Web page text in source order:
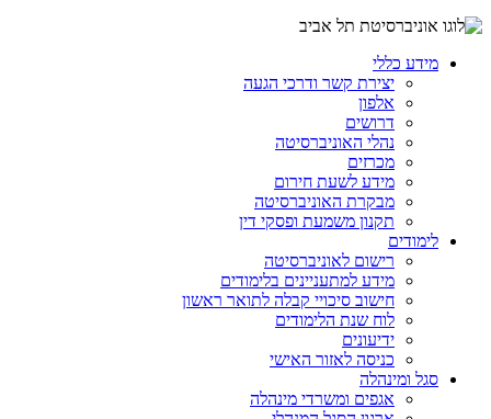
מידע כללי
יצירת קשר ודרכי הגעה
אלפון
דרושים
נהלי האוניברסיטה
מכרזים
מידע לשעת חירום
מבקרת האוניברסיטה
תקנון משמעת ופסקי דין
לימודים
רישום לאוניברסיטה
מידע למתעניינים בלימודים
חישוב סיכויי קבלה לתואר ראשון
לוח שנת הלימודים
ידיעונים
כניסה לאזור האישי
סגל ומינהלה
אגפים ומשרדי מינהלה